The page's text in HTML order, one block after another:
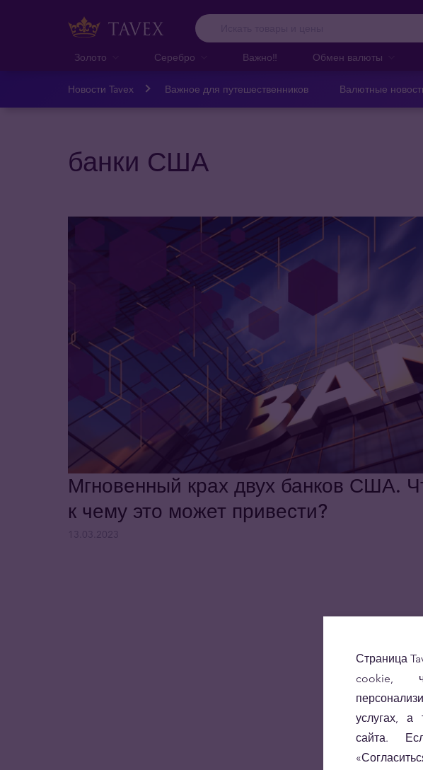
Золото Серебро Важно‼️ Обмен валюты
Новости Tavex Важное для путешественников Валютные
банки США
Мгновенный крах двух банков США.
к чему это может привести?
Страница
cookie,
услугах, а
сайта.